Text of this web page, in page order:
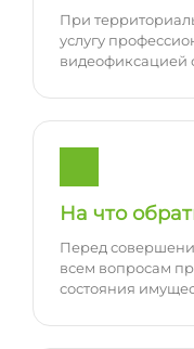
При
услугу
видеофиксацией
На что
Перед
всем вопросам
состояния